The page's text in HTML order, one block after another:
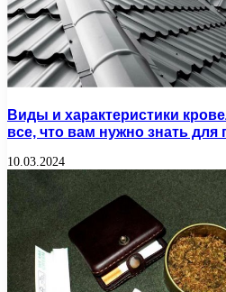
Виды и характеристики
все, что вам нужно знать
10.03.2024